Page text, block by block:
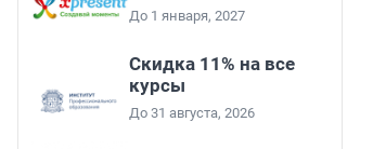
До 1 января, 2027
Скидка 11% на все
курсы
До 31 августа, 2026